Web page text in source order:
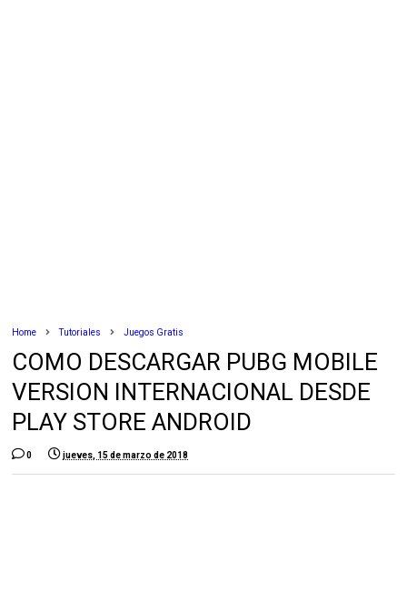
Home Tutoriales Juegos Gratis
COMO DESCARGAR PUBG MOBILE
VERSION INTERNACIONAL DESDE
PLAY STORE ANDROID
0 jueves, 15 de marzo de 2018